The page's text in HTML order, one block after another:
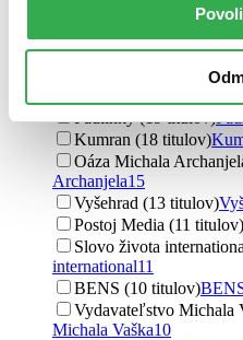
Redemptoristi - Slovo
Don Bosco (34 titulov)
Cesta
Paulínky (19 titulov)
Kumran (18 titulov)
Oáza Michala
Archanjela15
Vyšehrad (13 titulov)
Postoj Media (11 titulov)
Slovo života
international11
BENS (10 titulov)
Vydavateľstvo Michala
Michala Vaška10